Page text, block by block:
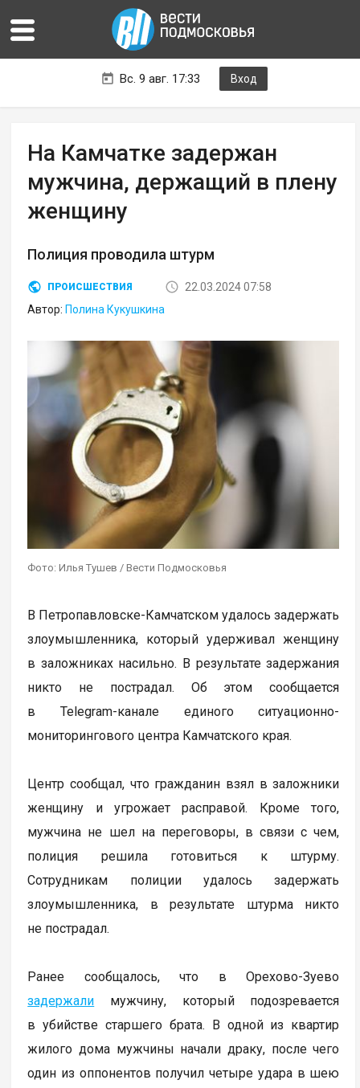
Вс. 9 авг. 17:33 Вход
На Камчатке задержан
мужчина, держащий в плену
женщину
Полиция проводила штурм
ПРОИСШЕСТВИЯ
22.03.2024 07:58
Автор: Полина Кукушкина
Фото: Илья Тушев / Вести Подмосковья
В Петропавловске-Камчатском удалось задержать
злоумышленника, который удерживал женщину
в заложниках насильно. В результате задержания
никто не пострадал. Об этом сообщается
в Telegram-канале единого ситуационно-
мониторингового центра Камчатского края.
Центр сообщал, что гражданин взял в заложники
женщину и угрожает расправой. Кроме того,
мужчина не шел на переговоры, в связи с чем,
полиция решила готовиться к штурму.
Сотрудникам полиции удалось задержать
злоумышленника, в результате штурма никто
не пострадал.
Ранее сообщалось, что в Орехово-Зуево
задержали мужчину, который подозревается
в убийстве старшего брата. В одной из квартир
жилого дома мужчины начали драку, после чего
один из оппонентов получил четыре удара в шею